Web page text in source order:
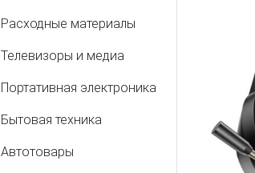
Расходные материалы
Телевизоры и медиа
Портативная электроника
Бытовая техника
Автотовары